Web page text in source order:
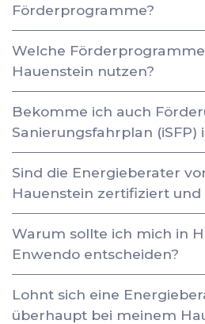
Förderprogramme?
Welche
Hauenstein nutzen?
Bekomme ich auch
Sanierungsfahrplan (iSFP)
Sind die Energieberater
Hauenstein zertifiziert
Warum sollte ich mich in
Enwendo entscheiden?
Lohnt sich eine
überhaupt bei meinem